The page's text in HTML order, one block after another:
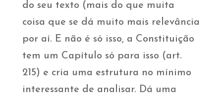
do seu texto (mais do que muita
coisa que se dá muito mais relevância
por aí. E não é só isso, a Constituição
tem um Capítulo só para isso (art.
215) e cria uma estrutura no mínimo
interessante de analisar. Dá uma